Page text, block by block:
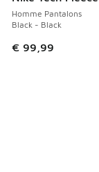
Homme Pantalons
Black - Black
€ 99,99